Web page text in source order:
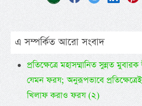
এ সম্পর্কিত আরো সংবাদ
প্রতিক্ষেত্রে মহাসম্মানিত সুন্নত
যেমন ফরয; অনুরূপভাবে
খিলাফ করাও ফরয (২)